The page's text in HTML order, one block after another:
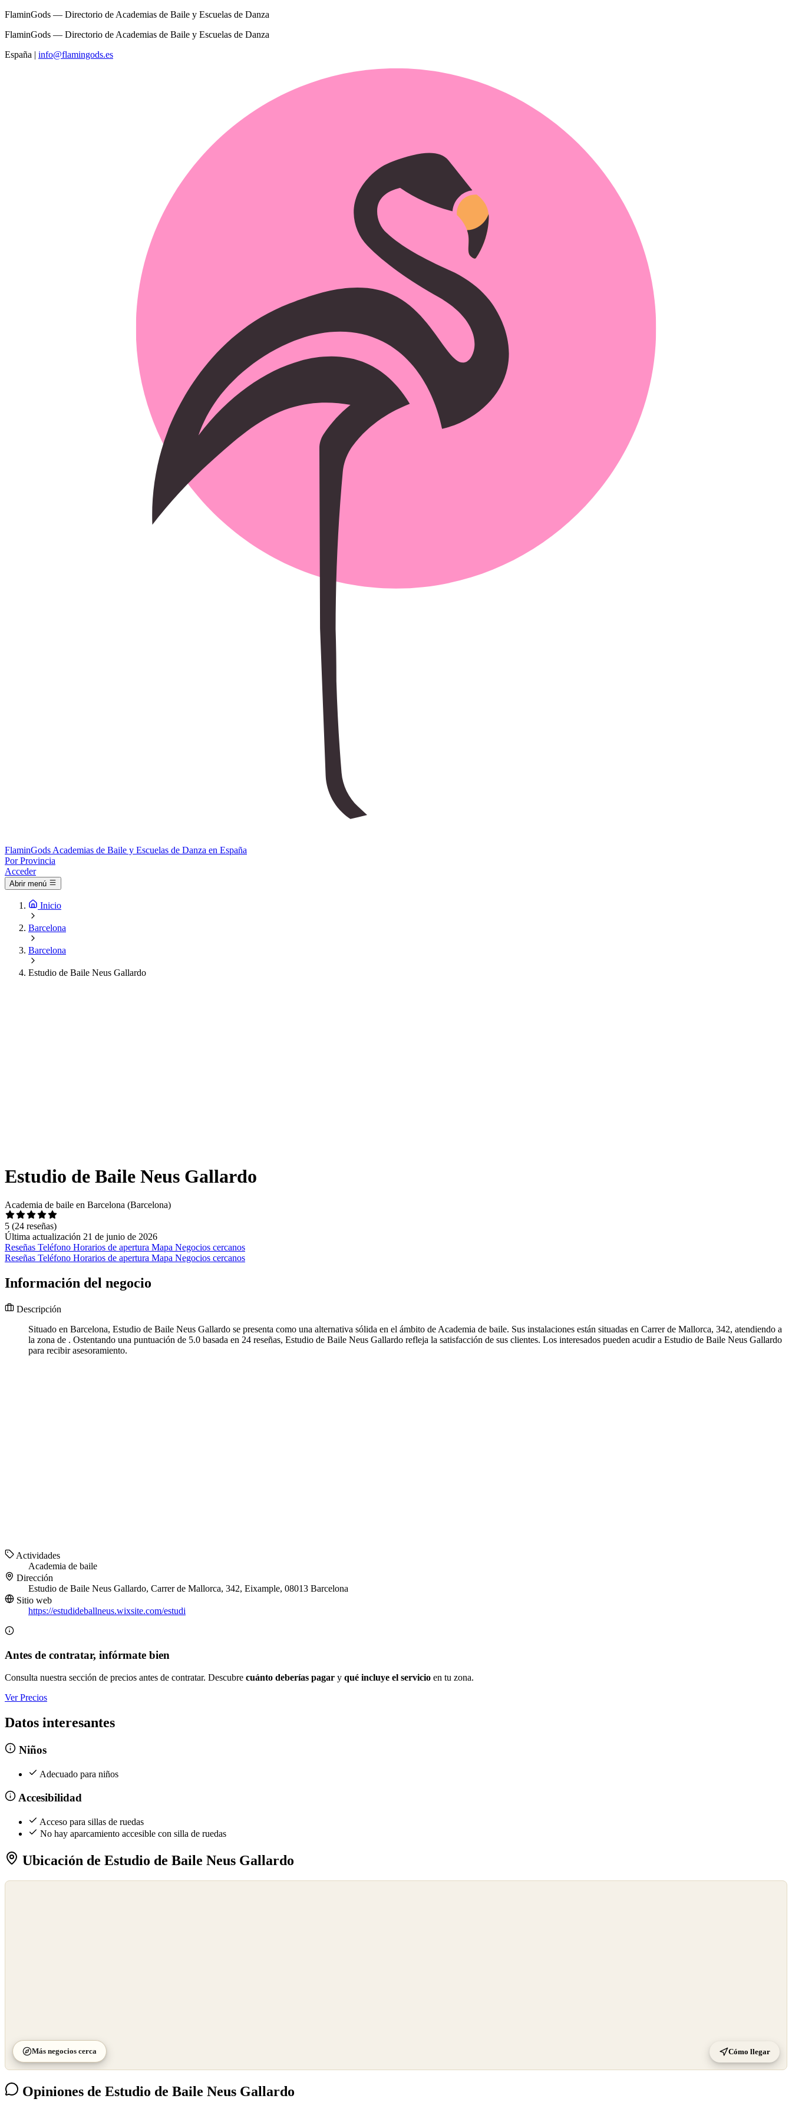
FlaminGods — Directorio de Academias de Baile y Escuelas de Danza
FlaminGods — Directorio de Academias de Baile y Escuelas de Danza
España | info@flamingods.es
FlaminGods Academias de Baile y Escuelas de Danza en España
Por Provincia
Acceder
Abrir menú
Inicio
Barcelona
Barcelona
Estudio de Baile Neus Gallardo
Estudio de Baile Neus Gallardo
Academia de baile en Barcelona (Barcelona)
5 (24 reseñas)
Última actualización 21 de junio de 2026
Reseñas Teléfono Horarios de apertura Mapa Negocios cercanos
Reseñas Teléfono Horarios de apertura Mapa Negocios cercanos
Información del negocio
Descripción
Situado en Barcelona, Estudio de Baile Neus Gallardo se presenta como una alternativa sólida en el ámbito de Academia de baile. Sus instalaciones están situadas en Carrer de Mallorca, 342, atendiendo a
la zona de . Ostentando una puntuación de 5.0 basada en 24 reseñas, Estudio de Baile Neus Gallardo refleja la satisfacción de sus clientes. Los interesados pueden acudir a Estudio de Baile Neus Gallardo
para recibir asesoramiento.
Actividades
Academia de baile
Dirección
Estudio de Baile Neus Gallardo, Carrer de Mallorca, 342, Eixample, 08013 Barcelona
Sitio web
https://estudideballneus.wixsite.com/estudi
Antes de contratar, infórmate bien
Consulta nuestra sección de precios antes de contratar. Descubre cuánto deberías pagar y qué incluye el servicio en tu zona.
Ver Precios
Datos interesantes
Niños
Adecuado para niños
Accesibilidad
Acceso para sillas de ruedas
No hay aparcamiento accesible con silla de ruedas
Ubicación de Estudio de Baile Neus Gallardo
Más negocios cerca Cómo llegar
Opiniones de Estudio de Baile Neus Gallardo